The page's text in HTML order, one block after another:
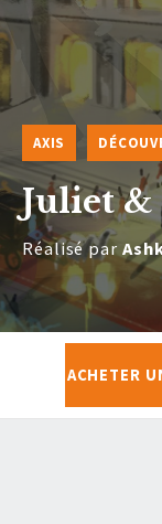
AXIS
Juliet
Réalisé par
ACHETER